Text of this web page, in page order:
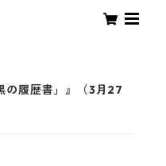
の履歴書」』（3月27